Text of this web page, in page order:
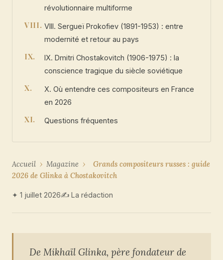
révolutionnaire multiforme
VIII. Sergueï Prokofiev (1891-1953) : entre
modernité et retour au pays
IX. Dmitri Chostakovitch (1906-1975) : la
conscience tragique du siècle soviétique
X. Où entendre ces compositeurs en France
en 2026
Questions fréquentes
Accueil › Magazine ›
Grands compositeurs russes : guide
2026 de Glinka à Chostakovitch
✦ 1 juillet 2026✍ La rédaction
De Mikhaïl Glinka, père fondateur de